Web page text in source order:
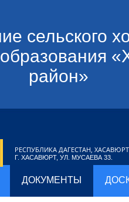
сельского
район»
РЕСПУБЛИКА ДАГЕСТАН,
Г. ХАСАВЮРТ, УЛ. МУСАЕВА 33.
ДОКУМЕНТЫ